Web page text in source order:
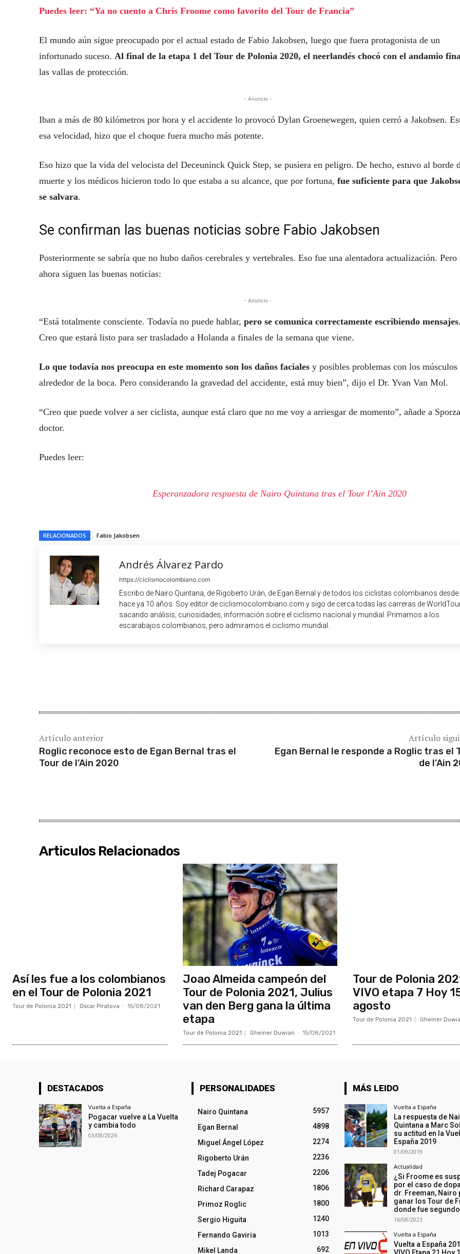
Puedes leer: “Ya no cuento a Chris Froome como favorito del Tour de Francia”
El mundo aún sigue preocupado por el actual estado de Fabio Jakobsen, luego que fuera protagonista de un
infortunado suceso. Al final de la etapa 1 del Tour de Polonia 2020, el neerlandés chocó con el andamio
las vallas de protección.
- Anuncio -
Iban a más de 80 kilómetros por hora y el accidente lo provocó Dylan Groenewegen, quien cerró a Jakobsen.
esa velocidad, hizo que el choque fuera mucho más potente.
Eso hizo que la vida del velocista del Deceuninck Quick Step, se pusiera en peligro. De hecho, estuvo al borde
muerte y los médicos hicieron todo lo que estaba a su alcance, que por fortuna, fue suficiente para que
se salvara.
Se confirman las buenas noticias sobre Fabio Jakobsen
Posteriormente se sabría que no hubo daños cerebrales y vertebrales. Eso fue una alentadora actualización. Pero
ahora siguen las buenas noticias:
- Anuncio -
“Está totalmente consciente. Todavía no puede hablar, pero se comunica correctamente escribiendo mensajes
Creo que estará listo para ser trasladado a Holanda a finales de la semana que viene.
Lo que todavía nos preocupa en este momento son los daños faciales y posibles problemas con los músculos
alrededor de la boca. Pero considerando la gravedad del accidente, está muy bien”, dijo el Dr. Yvan Van Mol.
“Creo que puede volver a ser ciclista, aunque está claro que no me voy a arriesgar de momento”, añade a
doctor.
Puedes leer:
Esperanzadora respuesta de Nairo Quintana tras el Tour l’Ain 2020
RELACIONADOS Fabio Jakobsen
Andrés Álvarez Pardo
https://ciclismocolombiano.com
Escribo de Nairo Quintana, de Rigoberto Urán, de Egan Bernal y de todos los ciclistas colombianos desde
hace ya 10 años. Soy editor de ciclismocolombiano.com y sigo de cerca todas las carreras de
sacando análisis, curiosidades, información sobre el ciclismo nacional y mundial. Primamos a los
escarabajos colombianos, pero admiramos el ciclismo mundial.
Artículo anterior
Roglic reconoce esto de Egan Bernal tras el
Tour de l’Ain 2020
Artículo
Egan Bernal le responde a Roglic tras el
de l’Ain
Articulos Relacionados
Así les fue a los colombianos
en el Tour de Polonia 2021
Tour de Polonia 2021 Oscar Piratova - 15/08/2021
Joao Almeida campeón del
Tour de Polonia 2021, Julius
van den Berg gana la última
etapa
Tour de Polonia 2021 Gheiner Duwian - 15/08/2021
Tour de Polonia
VIVO etapa 7 Hoy
agosto
Tour de Polonia 2021 Gheiner
DESTACADOS
Vuelta a España
Pogacar vuelve a La Vuelta
y cambia todo
03/08/2026
PERSONALIDADES
Nairo Quintana
5957
Egan Bernal
4898
Miguel Ángel López
2274
Rigoberto Urán
2236
Tadej Pogacar
2206
Richard Carapaz
1806
Primoz Roglic
1800
Sergio Higuita
1240
Fernando Gaviria
1013
Mikel Landa
692
MÁS LEIDO
Vuelta a España
La respuesta de
Quintana a Marc
su actitud en la
España 2019
01/09/2019
Actualidad
¿Si Froome es
por el caso de
dr. Freeman, Nairo
ganar los Tour de
donde fue
16/08/2023
Vuelta a España
Vuelta a España